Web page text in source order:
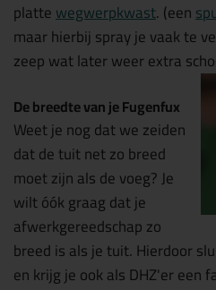
plattewegwerpkwast. (een
maar hierbij spray je vaak te
zeep wat later weer extra
De breedte van je Fugenfux
Weet je nog dat we zeiden
dat de tuit net zo breed
moet zijn als de voeg? Je
wilt óók graag dat je
afwerkgereedschap zo
breed is als je tuit. Hierdoor
en krijg je ook als DHZ'er een